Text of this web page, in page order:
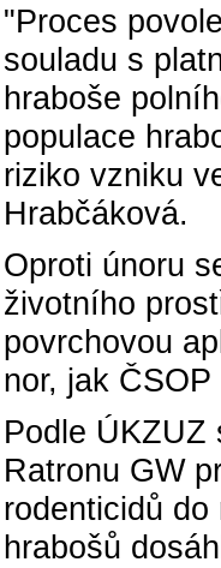
"Proces
souladu s
hraboše
populace
riziko vzniku
Hrabčáková.
Oproti únoru
životního
povrchovou
nor, jak
Podle
Ratronu GW
rodenticidů
hrabošů